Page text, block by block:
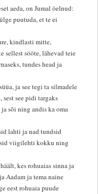
aeda, on Jumal öelnud:
puutuda, et te ei
kindlasti mitte,
sellest sööte, lähevad teie
tundes head ja
ja see tegi ta silmadele
see pidi targaks
sõi ning andis ka oma
lahti ja nad tundsid
viigilehti kokku ning
kes rohuaias sinna ja
Aadam ja tema naine
eest rohuaia puude